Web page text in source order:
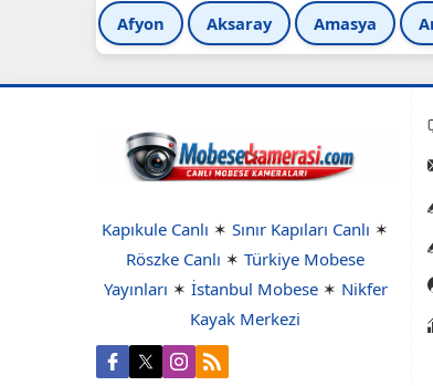
Afyon Aksaray Amasya
Kapıkule Canlı ✶ Sınır Kapıları Canlı ✶
Röszke Canlı ✶ Türkiye Mobese
Yayınları ✶ İstanbul Mobese✶ Nikfer
Kayak Merkezi